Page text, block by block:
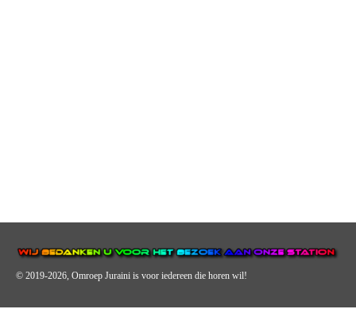
© 2019-2026, Omroep Juraini is voor iedereen die horen wil!